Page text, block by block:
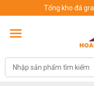
Tổng kho đá